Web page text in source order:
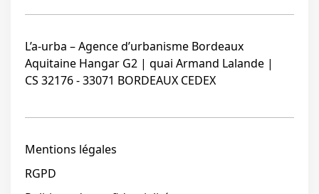
L’a-urba – Agence d’urbanisme Bordeaux
Aquitaine Hangar G2 | quai Armand Lalande |
CS 32176 - 33071 BORDEAUX CEDEX
Mentions légales
RGPD